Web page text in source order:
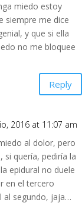
miedo estoy
siempre me dice
y que si ella
no me bloquee
Reply
2016 at 11:07 am
al dolor, pero
quería, pediría la
epidural no duele
en el tercero
al segundo, jaja…